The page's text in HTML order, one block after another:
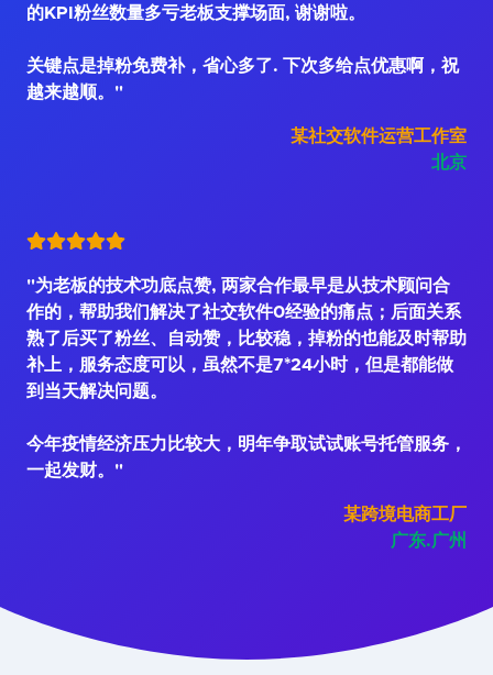
的KPI粉丝数量多亏老板支撑场面, 谢谢啦。
关键点是掉粉免费补，省心多了. 下次多给点优惠啊，祝
越来越顺。"
某社交软件运营工作室
北京
"为老板的技术功底点赞, 两家合作最早是从技术顾问合
作的，帮助我们解决了社交软件0经验的痛点；后面关系
熟了后买了粉丝、自动赞，比较稳，掉粉的也能及时帮助
补上，服务态度可以，虽然不是7*24小时，但是都能做
到当天解决问题。
今年疫情经济压力比较大，明年争取试试账号托管服务，
一起发财。"
某跨境电商工厂
广东.广州